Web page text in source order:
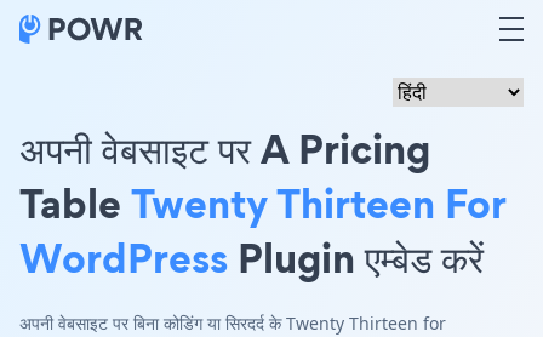
अपनी वेबसाइट पर A Pricing
TableTwenty Thirteen For
WordPress Plugin एम्बेड करें
अपनी वेबसाइट पर बिना कोडिंग या सिरदर्द के Twenty Thirteen for